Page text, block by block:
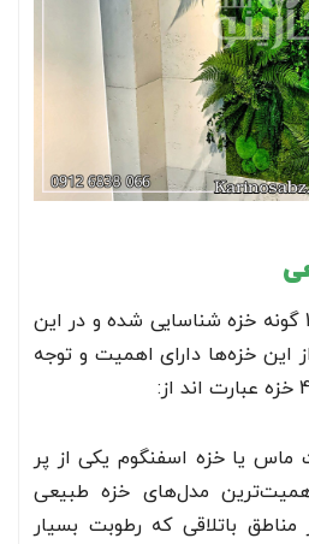
تا هم اکنون حدود 14600 گونه خزه شناسایی شده و در این
4 مدل آن از این خزه‌ها دارای اهمیت و توجه
ماس یا خزه اسفنگوم یکی از پر
مدل‌های خزه طبیعی
باتلاقی که رطوبت بسیار